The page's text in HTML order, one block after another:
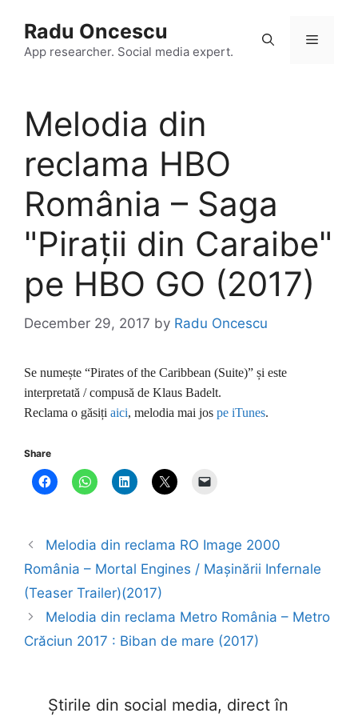
content
Radu Oncescu
App researcher. Social media expert.
Menu
Melodia din
reclama HBO
România – Saga
"Pirații din Caraibe"
pe HBO GO (2017)
December 29, 2017 by Radu Oncescu
Se numește “Pirates of the Caribbean (Suite)” și este
interpretată / compusă de Klaus Badelt.
Reclama o găsiți aici, melodia mai jos pe iTunes.
Share
Melodia din reclama RO Image 2000
România – Mortal Engines / Mașinării Infernale
(Teaser Trailer)(2017)
Melodia din reclama Metro România – Metro
Crăciun 2017 : Biban de mare (2017)
Știrile din social media, direct în